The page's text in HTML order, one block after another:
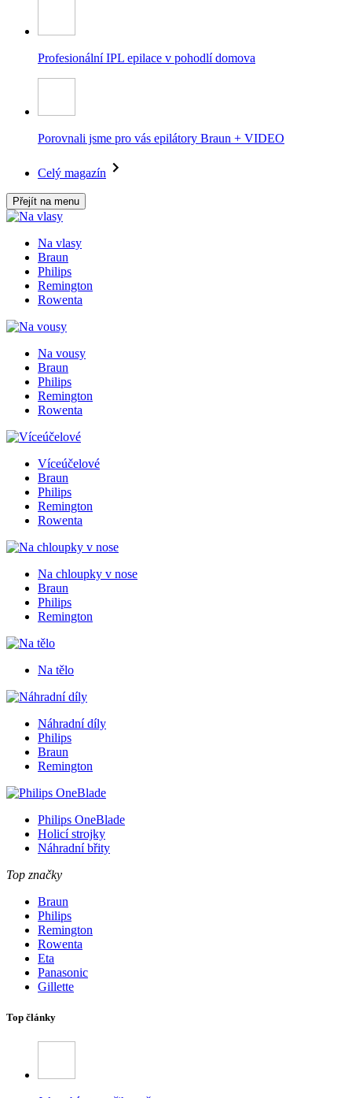
Profesionální IPL epilace v pohodlí domova
Porovnali jsme pro vás epilátory Braun + VIDEO
Celý magazín
Přejít na menu
Na vlasy
Braun
Philips
Remington
Rowenta
Na vousy
Braun
Philips
Remington
Rowenta
Víceúčelové
Braun
Philips
Remington
Rowenta
Na chloupky v nose
Braun
Philips
Remington
Na tělo
Náhradní díly
Philips
Braun
Remington
Philips OneBlade
Holicí strojky
Náhradní břity
Top značky
Braun
Philips
Remington
Rowenta
Eta
Panasonic
Gillette
Top články